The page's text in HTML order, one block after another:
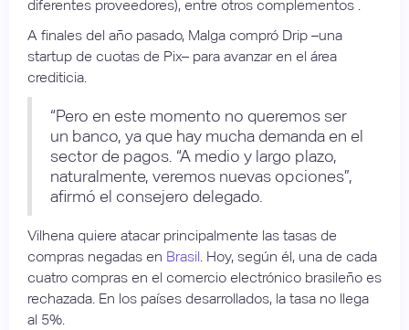
diferentes proveedores), entre otros complementos .
A finales del año pasado, Malga compró Drip –una
startup de cuotas de Pix– para avanzar en el área
crediticia.
“Pero en este momento no queremos ser
un banco, ya que hay mucha demanda en el
sector de pagos. “A medio y largo plazo,
naturalmente, veremos nuevas opciones”,
afirmó el consejero delegado.
Vilhena quiere atacar principalmente las tasas de
compras negadas en Brasil . Hoy, según él, una de cada
cuatro compras en el comercio electrónico brasileño es
rechazada. En los países desarrollados, la tasa no llega
al 5%.